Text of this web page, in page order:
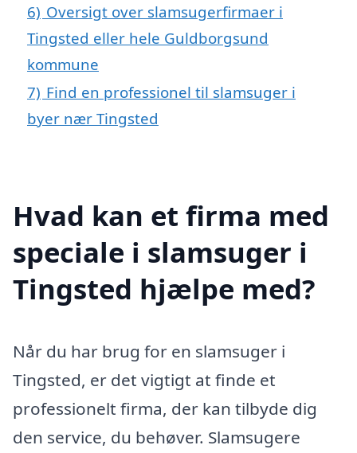
6) Oversigt over slamsugerfirmaer i
Tingsted eller hele Guldborgsund
kommune
7) Find en professionel til slamsuger i
byer nær Tingsted
Hvad kan et firma med
speciale i slamsuger i
Tingsted hjælpe med?
Når du har brug for en slamsuger i
Tingsted, er det vigtigt at finde et
professionelt firma, der kan tilbyde dig
den service, du behøver. Slamsugere